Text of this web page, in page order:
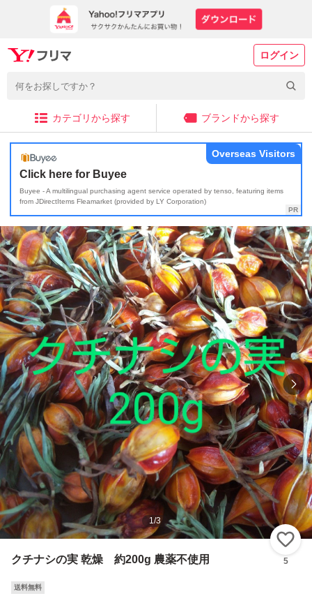
ログイン
カテゴリから探す ブランドから探す
Click here for Buyee
Buyee - A multilingual purchasing agent service operated by tenso, featuring items
from JDirectItems Fleamarket (provided by LY Corporation)
Overseas Visitors
1/3
クチナシの実 乾燥 約200g 農薬不使用 5
送料無料